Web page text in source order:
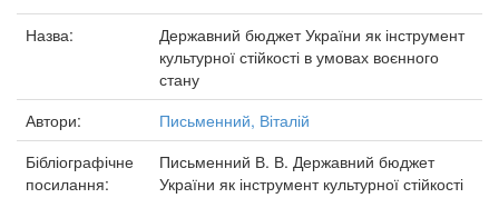
Назва:
Державний бюджет України як інструмент
культурної стійкості в умовах воєнного
стану
Автори:
Письменний, Віталій
Бібліографічне
посилання:
Письменний В. В. Державний бюджет
України як інструмент культурної стійкості